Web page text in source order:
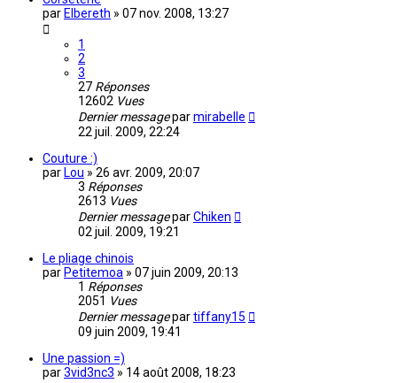
par Elbereth » 07 nov. 2008, 13:27
1
2
3
27 Réponses
12602 Vues
Dernier messageparmirabelle
22 juil. 2009, 22:24
Couture :)
par Lou » 26 avr. 2009, 20:07
3 Réponses
2613 Vues
Dernier messageparChiken
02 juil. 2009, 19:21
Le pliage chinois
par Petitemoa » 07 juin 2009, 20:13
1 Réponses
2051 Vues
Dernier messagepartiffany15
09 juin 2009, 19:41
Une passion =)
par3vid3nc3 » 14 août 2008, 18:23